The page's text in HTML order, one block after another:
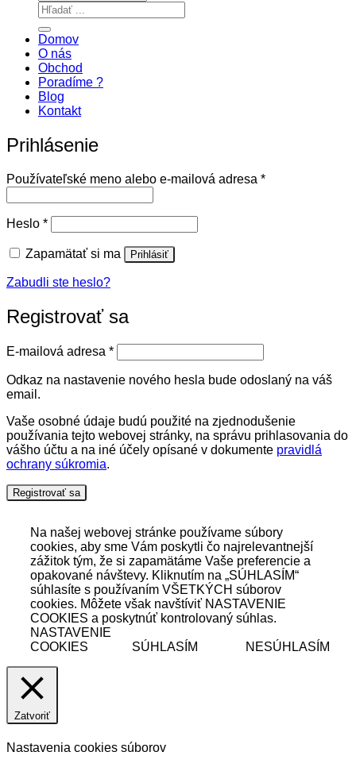
Hľadať:
Domov
O nás
Obchod
Poradíme ?
Blog
Kontakt
Prihlásenie
Používateľské meno alebo e-mailová adresa *Povinné
Heslo *Povinné
Zapamätať si ma Prihlásiť
Zabudli ste heslo?
Registrovať sa
E-mailová adresa *Povinné
Odkaz na nastavenie nového hesla bude odoslaný na váš
email.
Vaše osobné údaje budú použité na zjednodušenie
používania tejto webovej stránky, na správu prihlasovania do
vášho účtu a na iné účely opísané v dokumente pravidlá
ochrany súkromia.
Registrovať sa
Na našej webovej stránke používame súbory
cookies, aby sme Vám poskytli čo najrelevantnejší
zážitok tým, že si zapamätáme Vaše preferencie a
opakované návštevy. Kliknutím na „SÚHLASÍM“
súhlasíte s používaním VŠETKÝCH súborov
cookies. Môžete však navštíviť NASTAVENIE
COOKIES a poskytnúť kontrolovaný súhlas.
NASTAVENIE
COOKIES
SÚHLASÍM NESÚHLASÍM
Zatvoriť
Nastavenia cookies súborov